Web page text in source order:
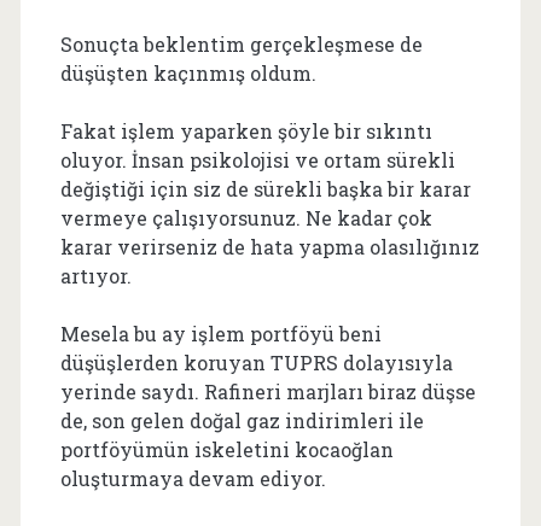
Sonuçta beklentim gerçekleşmese de
düşüşten kaçınmış oldum.
Fakat işlem yaparken şöyle bir sıkıntı
oluyor. İnsan psikolojisi ve ortam sürekli
değiştiği için siz de sürekli başka bir karar
vermeye çalışıyorsunuz. Ne kadar çok
karar verirseniz de hata yapma olasılığınız
artıyor.
Mesela bu ay işlem portföyü beni
düşüşlerden koruyan TUPRS dolayısıyla
yerinde saydı. Rafineri marjları biraz düşse
de, son gelen doğal gaz indirimleri ile
portföyümün iskeletini kocaoğlan
oluşturmaya devam ediyor.